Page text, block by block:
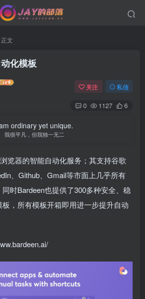
正文
化模板
关注 私信
0 1127 6
ordinary yet unique.
我很平凡，但我独一无二
览器的智能自动化服务；其支持谷歌
、Github、Gmail等市面上几乎所有
时Bardeen也提供了300多种安全、稳
，所有模板开箱即用进一步提升自动